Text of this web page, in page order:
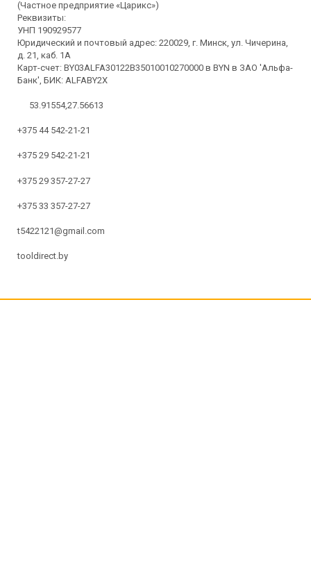
(Частное предприятие «Царикс»)
Реквизиты:
УНП 190929577
Юридический и почтовый адрес: 220029, г. Минск, ул. Чичерина,
д. 21, каб. 1А
Карт-счет: BY03ALFA30122B35010010270000 в BYN в ЗАО 'Альфа-
Банк', БИК: ALFABY2X
53.91554,27.56613
+375 44 542-21-21
+375 29 542-21-21
+375 29 357-27-27
+375 33 357-27-27
t5422121@gmail.com
tooldirect.by